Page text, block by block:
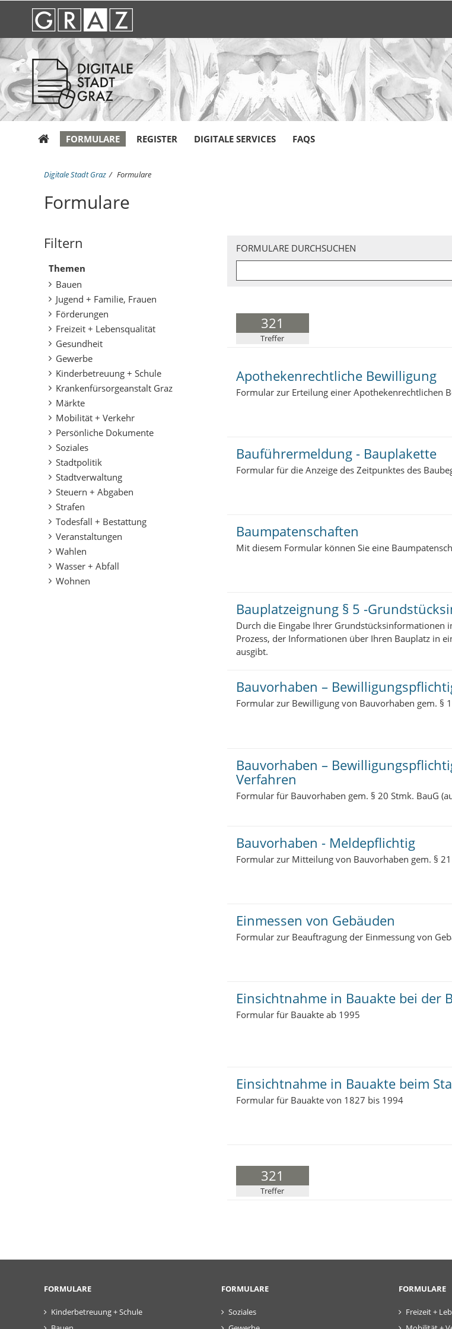
FORMULARE REGISTER DIGITALE SERVICES FAQS
S
e
s
d
Digitale Stadt Graz Formulare
Formulare
Filtern
Themen
Bauen
Jugend + Familie, Frauen
Förderungen
Freizeit + Lebensqualität
Gesundheit
Gewerbe
Kinderbetreuung + Schule
Krankenfürsorgeanstalt Graz
Märkte
Mobilität + Verkehr
Persönliche Dokumente
Soziales
Stadtpolitik
Stadtverwaltung
Steuern + Abgaben
Strafen
Todesfall + Bestattung
Veranstaltungen
Wahlen
Wasser + Abfall
Wohnen
FORMULARE DURCHSUCHEN
321
Treffer
Apothekenrechtliche Bewilligung
Formular zur Erteilung einer Apothekenrechtlichen
Bauführermeldung - Bauplakette
Formular für die Anzeige des Zeitpunktes des
Baumpatenschaften
Mit diesem Formular können Sie eine
Bauplatzeignung § 5 -
Durch die Eingabe Ihrer Grundstücksinformationen
Prozess, der Informationen über Ihren Bauplatz in
ausgibt.
Bauvorhaben –
Formular zur Bewilligung von Bauvorhaben gem. §
Bauvorhaben –
Verfahren
Formular für Bauvorhaben gem. § 20 Stmk. BauG
Bauvorhaben - Meldepflichtig
Formular zur Mitteilung von Bauvorhaben gem. §
Einmessen von Gebäuden
Formular zur Beauftragung der Einmessung von
Einsichtnahme in Bauakte bei der
Formular für Bauakte ab 1995
Einsichtnahme in Bauakte beim
Formular für Bauakte von 1827 bis 1994
321
Treffer
FORMULARE
Kinderbetreuung + Schule
FORMULARE
Soziales
FORMULARE
Freizeit +